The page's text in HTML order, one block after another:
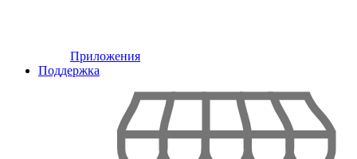
Приложения
Поддержка